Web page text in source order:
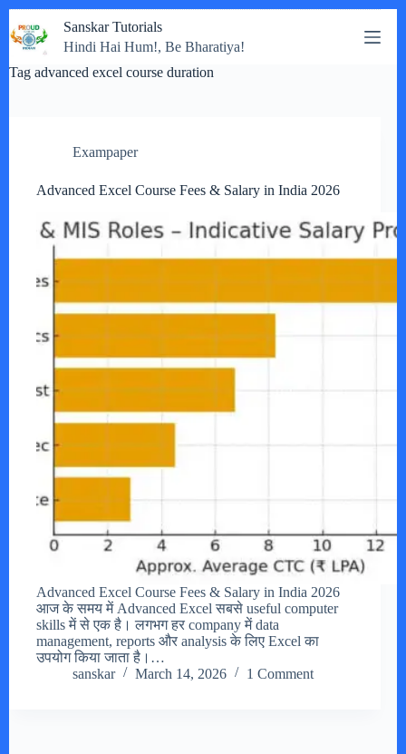
to
content
Sanskar Tutorials
Hindi Hai Hum!, Be Bharatiya!
Tag advanced excel course duration
Exampaper
Advanced Excel Course Fees & Salary in India 2026
Advanced Excel Course Fees & Salary in India 2026
आज के समय में Advanced Excel सबसे useful computer
skills में से एक है। लगभग हर company में data
management, reports और analysis के लिए Excel का
उपयोग किया जाता है।…
sanskar
March 14, 2026 1 Comment